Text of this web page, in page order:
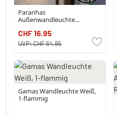
Paranhas
Außenwandleuchte
CHF 16.95
UVP:CHF 64.95
Gamas Wandleuchte Weiß,
1-flammig